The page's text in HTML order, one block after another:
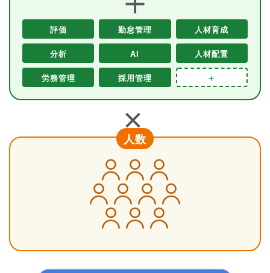
評価 勤怠管理 人材育成
分析 AI 人材配置
労務管理 採用管理 ＋
＋
人数